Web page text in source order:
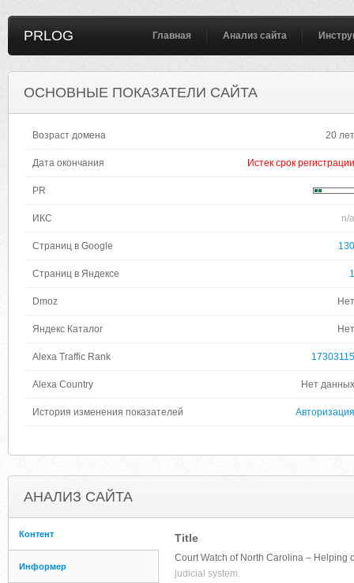
PRLOG Главная Анализ сайта
ОСНОВНЫЕ ПОКАЗАТЕЛИ САЙТА
Возраст домена 20 лет
Дата окончания Истек срок регистрации
PR
ИКС n/a
Страниц в Google 130
Страниц в Яндексе 1
Dmoz Нет
Яндекс Каталог Нет
Alexa Traffic Rank 17303115
Alexa Country Нет данных
История изменения показателей Авторизация
АНАЛИЗ САЙТА
Контент
Информер
Title
Court Watch of North Carolina – Helping
judicial system.